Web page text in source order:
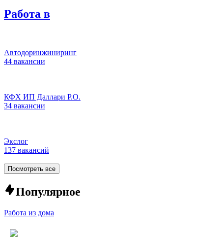
Работа в
Автодоринжиниринг
44 вакансии
КФХ ИП Даллари Р.О.
34 вакансии
Экслог
137 вакансий
Посмотреть все
Популярное
Работа из дома